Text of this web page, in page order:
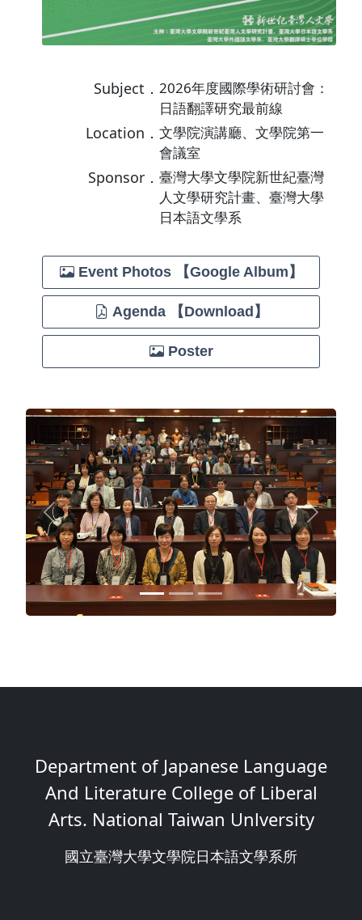
Subject． 2026年度國際學術研討會：
日語翻譯研究最前線
Location． 文學院演講廳、文學院第一
會議室
Sponsor． 臺灣大學文學院新世紀臺灣
人文學研究計畫、臺灣大學
日本語文學系
Event Photos 【Google Album】
Agenda 【Download】
Poster
Previous Next
Department of Japanese Language
And Literature College of Liberal
Arts. National Taiwan Unlversity
國立臺灣大學文學院日本語文學系所